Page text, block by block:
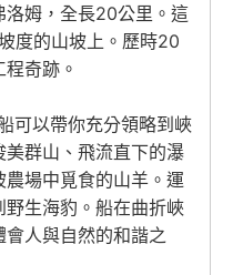
姆，全長20公里。這
度的山坡上。歷時20
奇跡。
可以帶你充分領略到峽
群山、飛流直下的瀑
場中覓食的山羊。運
生海豹。船在曲折峽
人與自然的和諧之